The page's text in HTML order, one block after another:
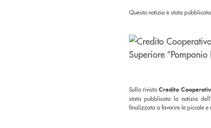
Questa notizia è stata
Sulla rivista Credito
stata pubblicata la notizia
finalizzata a favorire le piccole e